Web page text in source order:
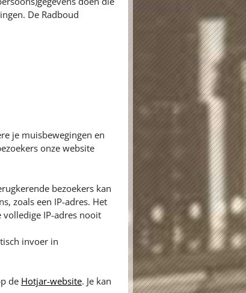
De Radboud
je muisbewegingen en
onze website
bezoekers kan
zoals een IP-adres. Het
volledige IP-adres nooit
invoer in
de Hotjar-website. Je kan